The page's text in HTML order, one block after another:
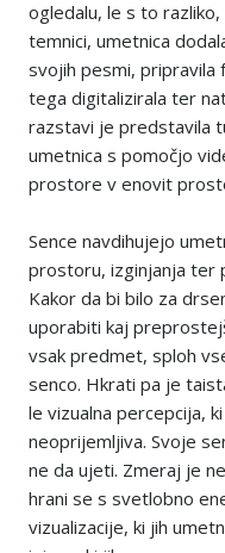
ogledalu, le s to
temnici, umetnica
svojih pesmi, pripravila
tega digitalizirala ter
razstavi je predstavila
umetnica s pomočjo
prostore v enovit
Sence navdihujejo
prostoru, izginjanja ter
Kakor da bi bilo za
uporabiti kaj
vsak predmet, sploh
senco. Hkrati pa je
le vizualna percepcija,
neoprijemljiva. Svoje
ne da ujeti. Zmeraj je
hrani se s svetlobno
vizualizacije, ki jih